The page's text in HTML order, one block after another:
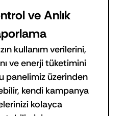
ve Anlık
kullanım verilerini,
ve enerji tüketimini
panelimiz üzerinden
kendi kampanya
kolayca